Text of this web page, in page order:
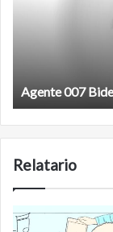
Film
Relatario